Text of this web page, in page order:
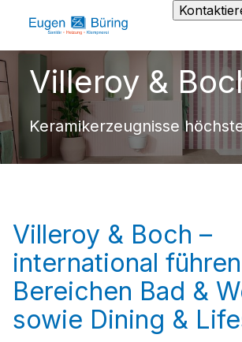
Villeroy &
Keramikerzeugnisse
Villeroy & Boch –
international
Bereichen Bad &
sowie Dining &